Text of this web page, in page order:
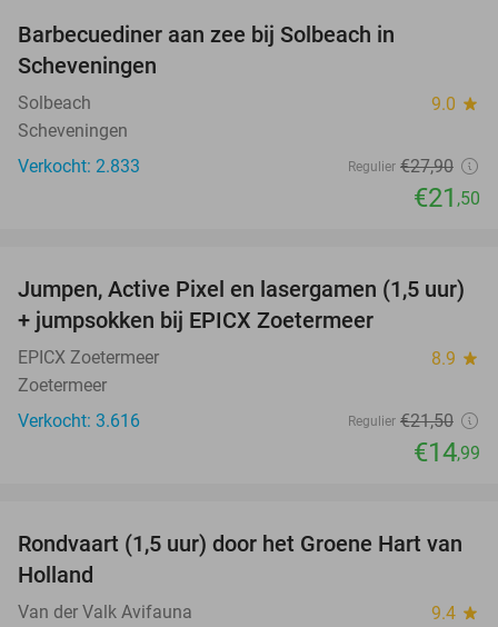
Barbecuediner aan zee bij Solbeach in
Scheveningen
Solbeach 9.0 star
Scheveningen
Verkocht: 2.833
Regulier €27,90
€21 ,50
30%
Jumpen, Active Pixel en lasergamen (1,5 uur)
+ jumpsokken bij EPICX Zoetermeer
EPICX Zoetermeer 8.9 star
Zoetermeer
Verkocht: 3.616
Regulier €21,50
€14,99
45%
Rondvaart (1,5 uur) door het Groene Hart van
Holland
Van der Valk Avifauna 9.4 star